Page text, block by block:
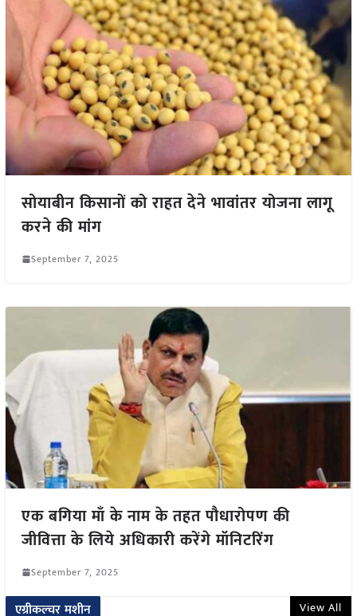
सोयाबीन किसानों को राहत देने भावांतर योजना लागू
करने की मांग
September 7, 2025
एक बगिया माँ के नाम के तहत पौधारोपण की
जीवित्ता के लिये अधिकारी करेंगे मॉनिटरिंग
September 7, 2025
एग्रीकल्चर मशीन View All